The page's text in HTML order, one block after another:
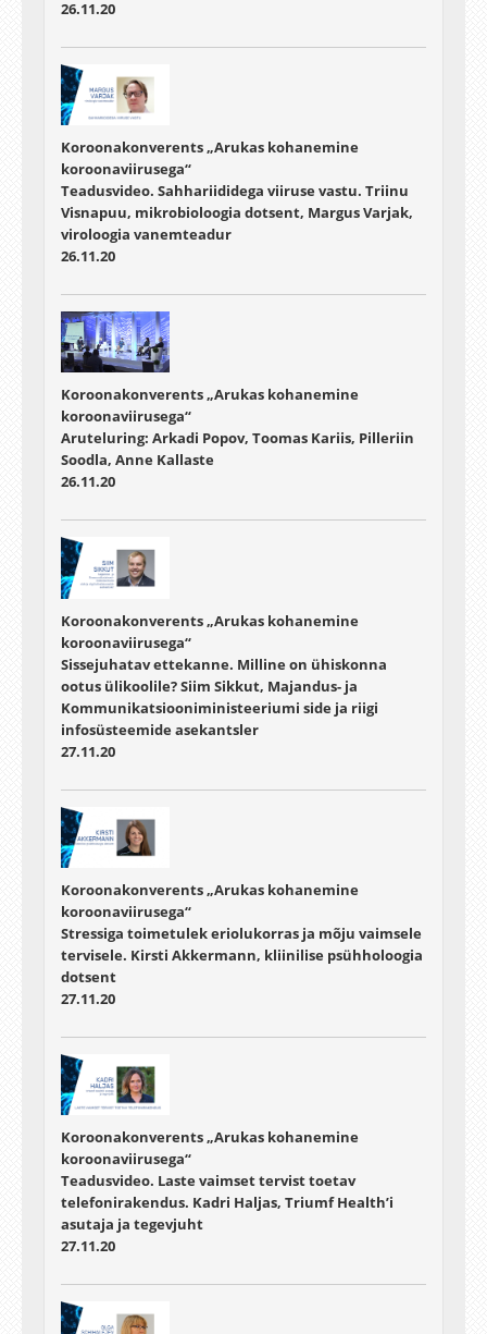
26.11.20
Koroonakonverents „Arukas kohanemine
koroonaviirusega“
Teadusvideo. Sahhariididega viiruse vastu. Triinu
Visnapuu, mikrobioloogia dotsent, Margus Varjak,
viroloogia vanemteadur
26.11.20
Koroonakonverents „Arukas kohanemine
koroonaviirusega“
Aruteluring: Arkadi Popov, Toomas Kariis, Pilleriin
Soodla, Anne Kallaste
26.11.20
Koroonakonverents „Arukas kohanemine
koroonaviirusega“
Sissejuhatav ettekanne. Milline on ühiskonna
ootus ülikoolile? Siim Sikkut, Majandus- ja
Kommunikatsiooniministeeriumi side ja riigi
infosüsteemide asekantsler
27.11.20
Koroonakonverents „Arukas kohanemine
koroonaviirusega“
Stressiga toimetulek eriolukorras ja mõju vaimsele
tervisele. Kirsti Akkermann, kliinilise psühholoogia
dotsent
27.11.20
Koroonakonverents „Arukas kohanemine
koroonaviirusega“
Teadusvideo. Laste vaimset tervist toetav
telefonirakendus. Kadri Haljas, Triumf Health’i
asutaja ja tegevjuht
27.11.20